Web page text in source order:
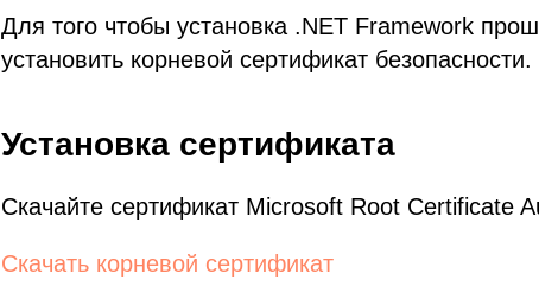
Для того чтобы установка .NET Framework
установить корневой сертификат безопасности.
Установка сертификата
Скачайте сертификат Microsoft Root Certificate
Скачать корневой сертификат